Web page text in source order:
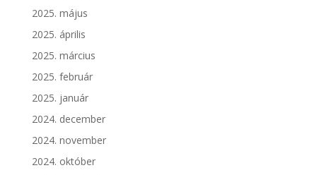
2025. május
2025. április
2025. március
2025. február
2025. január
2024. december
2024. november
2024. október